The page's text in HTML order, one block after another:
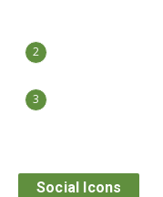
2
3
Social Icons